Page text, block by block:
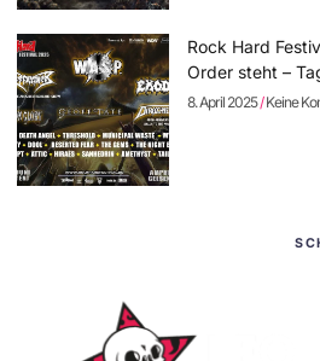
Rock Hard
Order steht –
8. April 2025 Keine